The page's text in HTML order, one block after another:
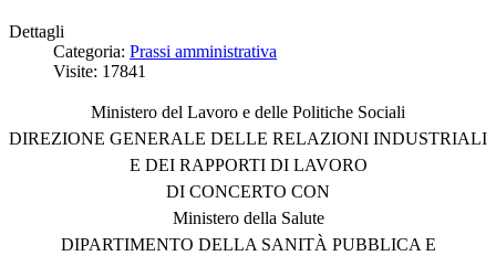
Dettagli
Categoria: Prassi amministrativa
Visite: 17841
Ministero del Lavoro e delle Politiche Sociali
DIREZIONE GENERALE DELLE RELAZIONI INDUSTRIALI
E DEI RAPPORTI DI LAVORO
DI CONCERTO CON
Ministero della Salute
DIPARTIMENTO DELLA SANITÀ PUBBLICA E